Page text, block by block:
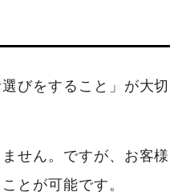
びをすること」が大切
せん。ですが、お客様
とが可能です。